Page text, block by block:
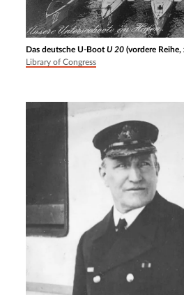
Das deutsche U-BootU 20 (vordere
Library of Congress